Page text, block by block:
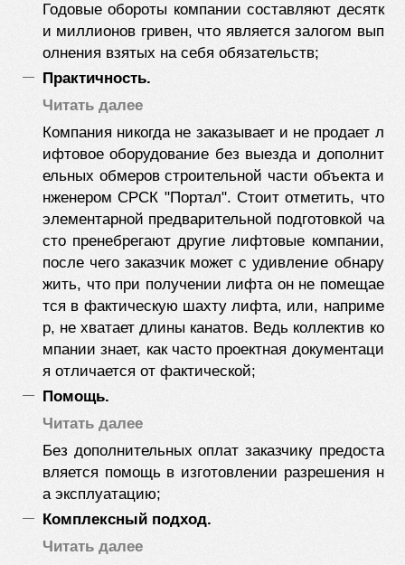
Годовые обороты компании составляют десятк
и миллионов гривен, что является залогом вып
олнения взятых на себя обязательств;
Практичность.
Читать далее
Компания никогда не заказывает и не продает л
ифтовое оборудование без выезда и дополнит
ельных обмеров строительной части объекта и
нженером СРСК "Портал". Стоит отметить, что
элементарной предварительной подготовкой ча
сто пренебрегают другие лифтовые компании,
после чего заказчик может с удивление обнару
жить, что при получении лифта он не помещае
тся в фактическую шахтулифта, или, наприме
р, не хватает длины канатов. Ведь коллектив ко
мпании знает, как часто проектная документаци
я отличается от фактической;
Помощь.
Читать далее
Без дополнительных оплат заказчику предоста
вляется помощь в изготовлении разрешения н
а эксплуатацию;
Комплексный подход.
Читать далее